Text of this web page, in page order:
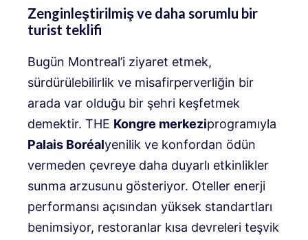
Zenginleştirilmiş ve daha sorumlu bir
turist teklifi
Bugün Montreal’i ziyaret etmek,
sürdürülebilirlik ve misafirperverliğin bir
arada var olduğu bir şehri keşfetmek
demektir. THE Kongre merkeziprogramıyla
Palais Boréalyenilik ve konfordan ödün
vermeden çevreye daha duyarlı etkinlikler
sunma arzusunu gösteriyor. Oteller enerji
performansı açısından yüksek standartları
benimsiyor, restoranlar kısa devreleri teşvik